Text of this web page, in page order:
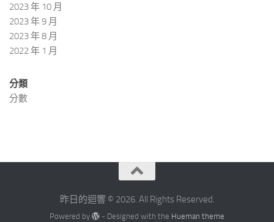
2023 年 10 月
2023 年 9 月
2023 年 8 月
2022 年 1 月
分類
分數
昨日的迴響 © 2026. All Rights Reserved.
Powered by - Designed with the Hueman theme